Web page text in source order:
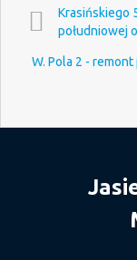
Krasińskiego
południowej
W. Pola 2 -